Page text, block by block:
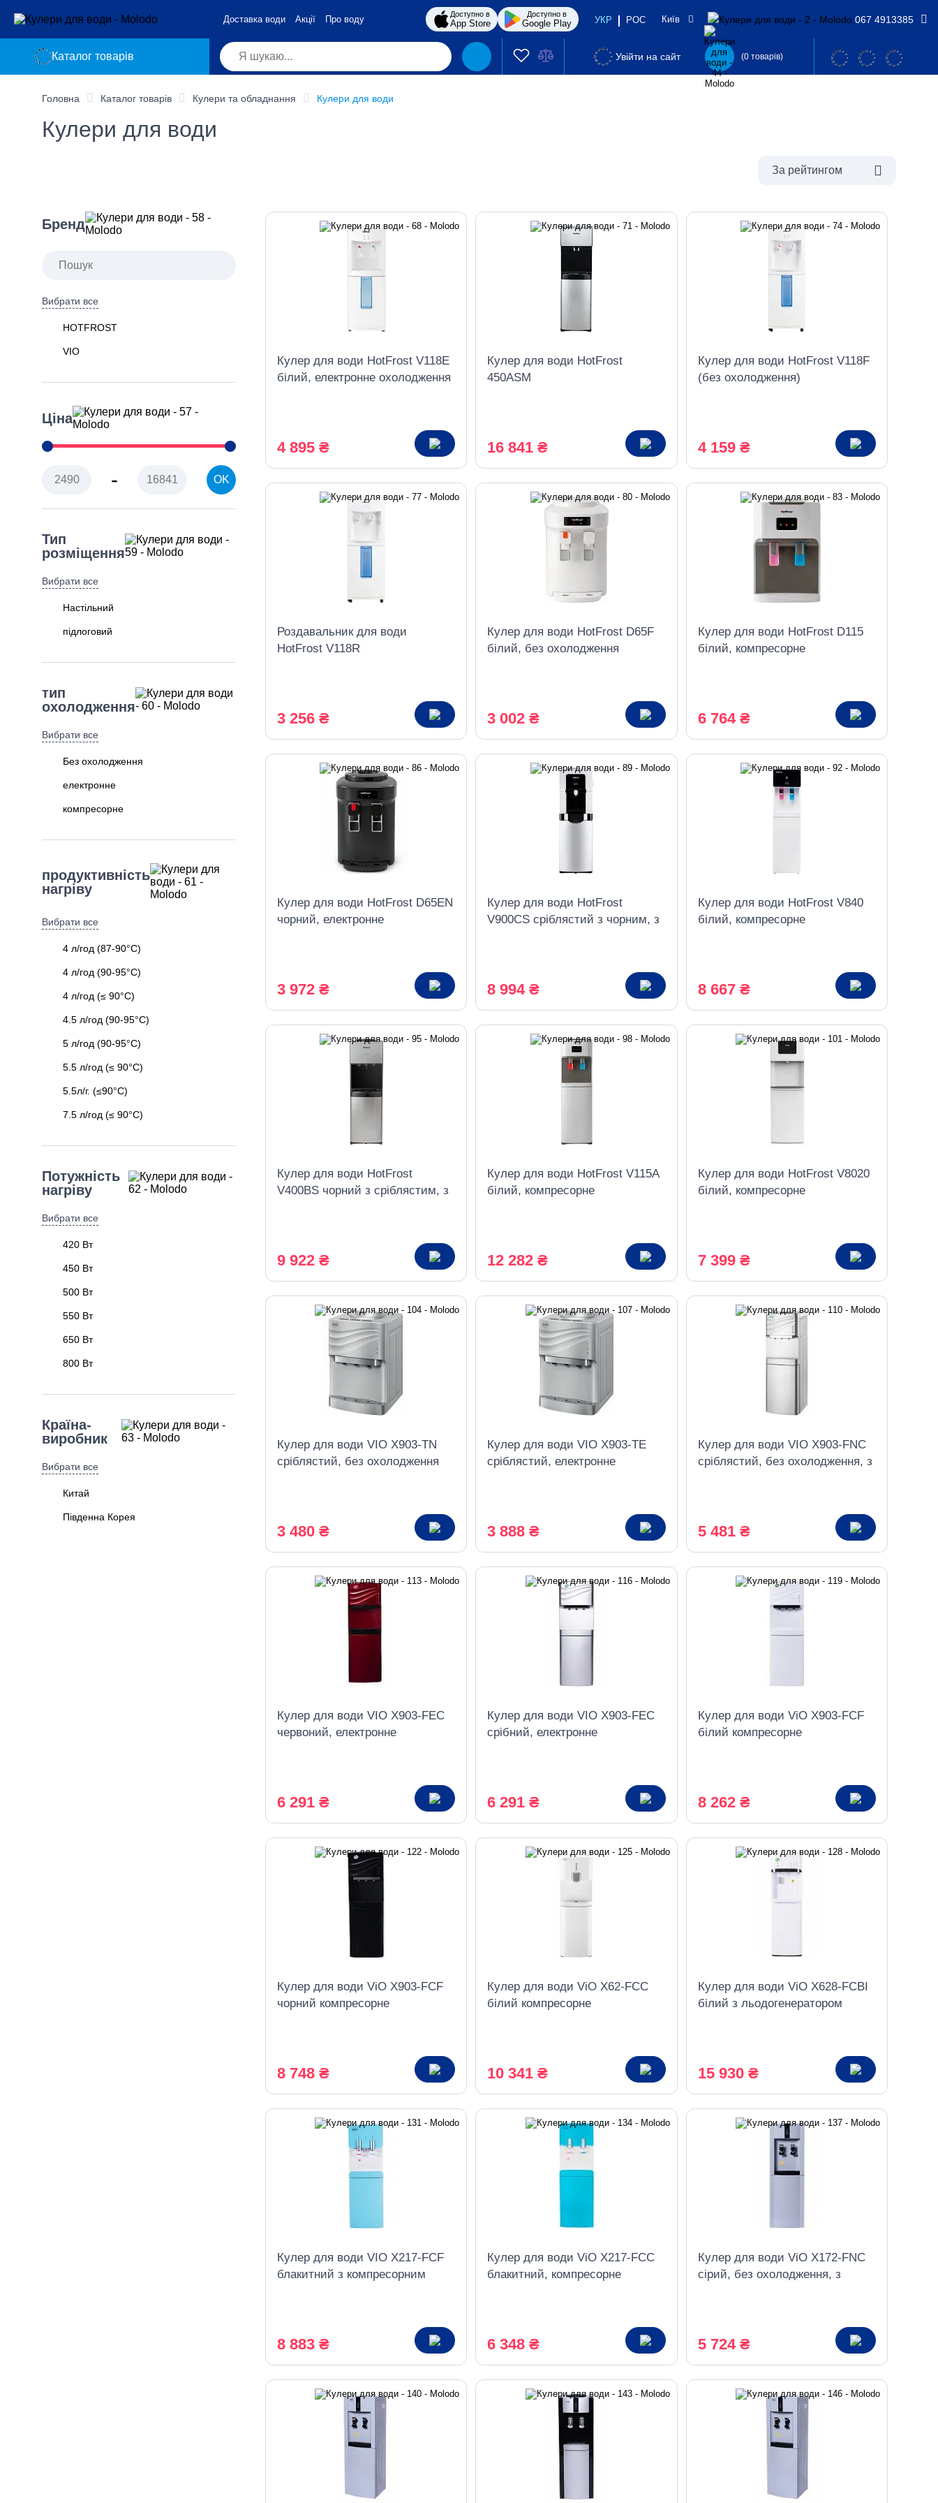
Доставка води Акції Про воду Доступно в
App Store
Доступно в
Google Play УКР РОС Київ 067 4913385
Каталог товарів Увійти на сайт (0 товарів)
Головна Каталог товарів Кулери та обладнання Кулери для води
Кулери для води
Ціна
- OK
Бренд
Вибрати все
HOTFROST
VIO
Тип
розміщення
Вибрати все
Настільний
підлоговий
тип
охолодження
Вибрати все
Без охолодження
електронне
компресорне
продуктивність
нагріву
Вибрати все
4 л/год (87-90°C)
4 л/год (90-95°C)
4 л/год (≤ 90°C)
4.5 л/год (90-95°C)
5 л/год (90-95°C)
5.5 л/год (≤ 90°C)
5.5л/г. (≤90°C)
7.5 л/год (≤ 90°C)
Потужність
нагріву
Вибрати все
420 Вт
450 Вт
500 Вт
550 Вт
650 Вт
800 Вт
Країна-
виробник
Вибрати все
Китай
Південна Корея
За рейтингом
Кулер для води HotFrost V118E
білий, електронне охолодження
4 895 ₴
Кулер для води HotFrost
450ASM
16 841 ₴
Кулер для води HotFrost V118F
(без охолодження)
4 159 ₴
Роздавальник для води
HotFrost V118R
3 256 ₴
Кулер для води HotFrost D65F
білий, без охолодження
3 002 ₴
Кулер для води HotFrost D115
білий, компресорне
6 764 ₴
Кулер для води HotFrost D65EN
чорний, електронне
3 972 ₴
Кулер для води HotFrost
V900CS сріблястий з чорним, з
8 994 ₴
Кулер для води HotFrost V840
білий, компресорне
8 667 ₴
Кулер для води HotFrost
V400BS чорний з сріблястим, з
9 922 ₴
Кулер для води HotFrost V115A
білий, компресорне
12 282 ₴
Кулер для води HotFrost V8020
білий, компресорне
7 399 ₴
Кулер для води VIO X903-TN
сріблястий, без охолодження
3 480 ₴
Кулер для води VIO X903-TE
сріблястий, електронне
3 888 ₴
Кулер для води VIO X903-FNC
сріблястий, без охолодження, з
5 481 ₴
Кулер для води VIO X903-FEC
червоний, електронне
6 291 ₴
Кулер для води VIO X903-FEC
срібний, електронне
6 291 ₴
Кулер для води ViO X903-FCF
білий компресорне
8 262 ₴
Кулер для води ViO X903-FCF
чорний компресорне
8 748 ₴
Кулер для води ViO X62-FCC
білий компресорне
10 341 ₴
Кулер для води ViO X628-FCBI
білий з льодогенератором
15 930 ₴
Кулер для води VIO Х217-FCF
блакитний з компресорним
8 883 ₴
Кулер для води ViO X217-FCC
блакитний, компресорне
6 348 ₴
Кулер для води ViO X172-FNC
сірий, без охолодження, з
5 724 ₴